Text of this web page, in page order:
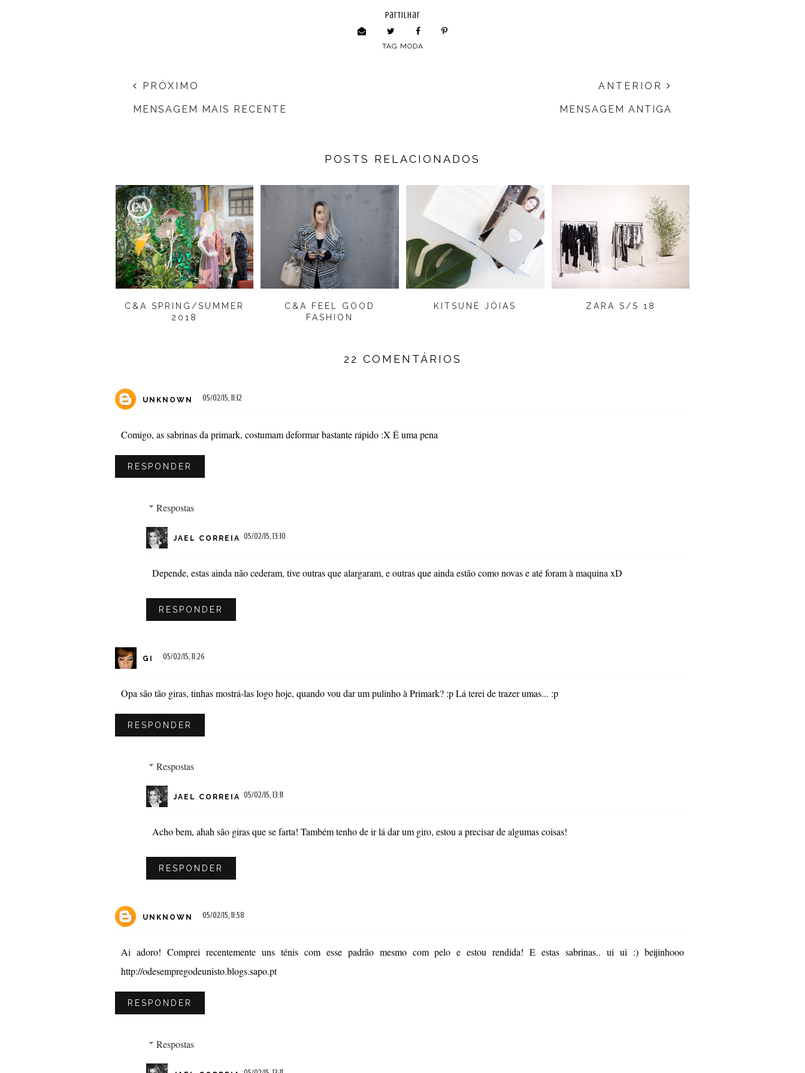
partilhar
TAG MODA
ANTERIOR
MENSAGEM ANTIGA
PRÓXIMO
MENSAGEM MAIS RECENTE
POSTS RELACIONADOS
C&A SPRING/SUMMER
2018
C&A FEEL GOOD
FASHION
KITSUNÉ JÓIAS ZARA S/S 18
22 COMENTÁRIOS
UNKNOWN 05/02/15, 11:12
Comigo, as sabrinas da primark, costumam deformar bastante rápido :X É uma pena
RESPONDER
Respostas
JAEL CORREIA 05/02/15, 13:10
Depende, estas ainda não cederam, tive outras que alargaram, e outras que ainda estão como novas e até foram à maquina xD
RESPONDER
GI 05/02/15, 11:26
Opa são tão giras, tinhas mostrá-las logo hoje, quando vou dar um pulinho à Primark? :p Lá terei de trazer umas... :p
RESPONDER
Respostas
JAEL CORREIA 05/02/15, 13:11
Acho bem, ahah são giras que se farta! Também tenho de ir lá dar um giro, estou a precisar de algumas coisas!
RESPONDER
UNKNOWN 05/02/15, 11:58
Ai adoro! Comprei recentemente uns ténis com esse padrão mesmo com pelo e estou rendida! E estas sabrinas.. ui ui :) beijinhooo
http://odesempregodeunisto.blogs.sapo.pt
RESPONDER
Respostas